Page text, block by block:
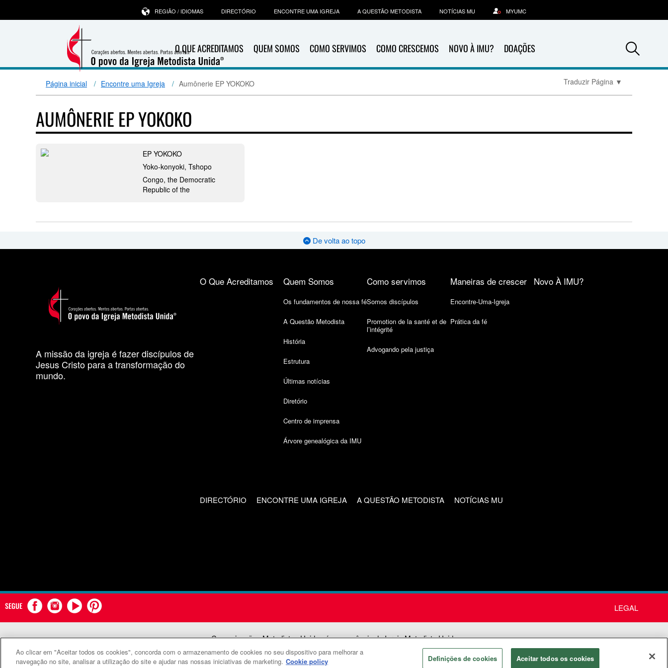
O QUE ACREDITAMOS QUEM SOMOS COMO SERVIMOS COMO CRESCEMOS NOVO À IMU? DOAÇÕES
REGIÃO / IDIOMAS DIRECTÓRIO ENCONTRE UMA IGREJA A QUESTÃO METODISTA NOTÍCIAS MU MYUMC
Página inicial Encontre uma Igreja Aumônerie EP YOKOKO Traduzir Página ▼
AUMÔNERIE EP YOKOKO
EP YOKOKO
Yoko-konyoki, Tshopo
Congo, the Democratic
Republic of the
De volta ao topo
A missão da igreja é fazer discípulos de
Jesus Cristo para a transformação do
mundo.
O Que Acreditamos Quem Somos
Os fundamentos de nossa fé
A Questão Metodista
História
Estrutura
Últimas notícias
Diretório
Centro de imprensa
Árvore genealógica da IMU
Como servimos
Somos discípulos
Promotion de la santé et de
l’intégrité
Advogando pela justiça
Maneiras de crescer
Encontre-Uma-Igreja
Prática da fé
Novo À IMU?
DIRECTÓRIO ENCONTRE UMA IGREJA A QUESTÃO METODISTA NOTÍCIAS MU
SEGUE LEGAL
Comunicações Metodistas Unidas é uma agência da Igreja Metodista Unida
©2026Comunicações Metodistas Unidas. Todos os direitos reservados
Ao clicar em "Aceitar todos os cookies", concorda com o armazenamento de cookies no seu dispositivo para melhorar a
navegação no site, analisar a utilização do site e ajudar nas nossas iniciativas de marketing. Cookie policy Definições de cookies Aceitar todos os cookies